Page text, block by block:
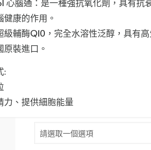
心腦通：是一種強抗氧化劑，具有抗
健康的作用。
級輔酶Q10，完全水溶性泛醇，具有
裝進口。
:
力、提供細胞能量